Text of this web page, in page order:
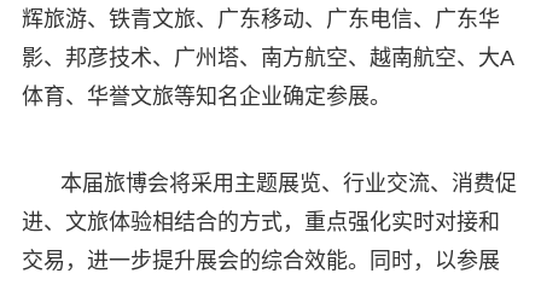
辉旅游、铁青文旅、广东移动、广东电信、广东华
影、邦彦技术、广州塔、南方航空、越南航空、大A
体育、华誉文旅等知名企业确定参展。
本届旅博会将采用主题展览、行业交流、消费促
进、文旅体验相结合的方式，重点强化实时对接和
交易，进一步提升展会的综合效能。同时，以参展